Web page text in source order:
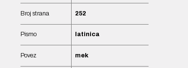
Broj strana 252
Pismo latinica
Povez mek